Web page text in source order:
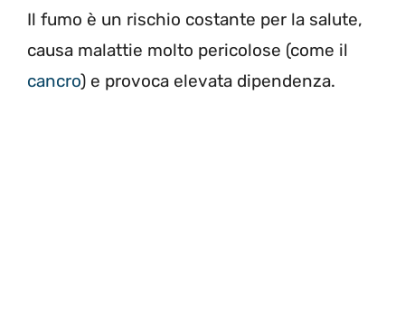
Il fumo è un rischio costante per la salute,
causa malattie molto pericolose (come il
cancro) e provoca elevata dipendenza.